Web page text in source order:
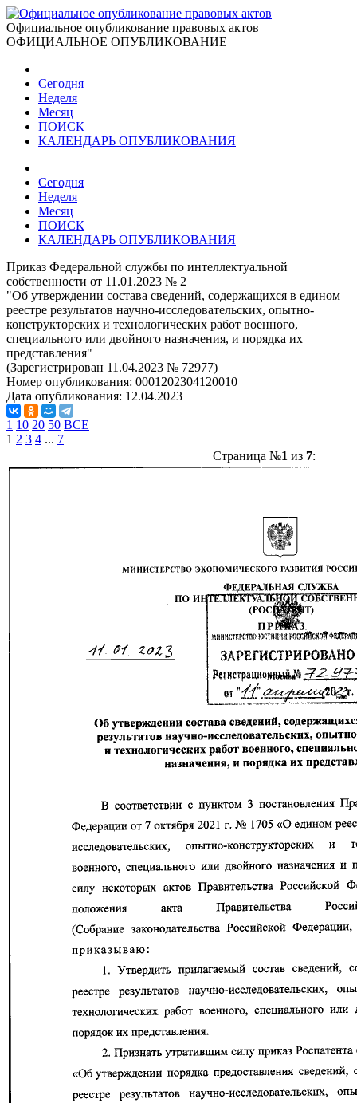
Официальное опубликование правовых актов
ОФИЦИАЛЬНОЕ ОПУБЛИКОВАНИЕ
Сегодня
Неделя
Месяц
ПОИСК
КАЛЕНДАРЬ ОПУБЛИКОВАНИЯ
Сегодня
Неделя
Месяц
ПОИСК
КАЛЕНДАРЬ ОПУБЛИКОВАНИЯ
Приказ Федеральной службы по интеллектуальной
собственности от 11.01.2023 № 2
"Об утверждении состава сведений, содержащихся в едином
реестре результатов научно-исследовательских, опытно-
конструкторских и технологических работ военного,
специального или двойного назначения, и порядка их
представления"
(Зарегистрирован 11.04.2023 № 72977)
Номер опубликования: 0001202304120010
Дата опубликования: 12.04.2023
1 10 20 50 ВСЕ
1 2 3 4 ... 7
Страница №1 из 7: